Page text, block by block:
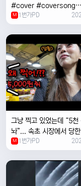
#cover #coversong
#singer #서울 #노을
한강
M 1번가PD
그냥 찍고 있었는데 “5천
놔”... 속초 시장에서 당
M 1번가PD